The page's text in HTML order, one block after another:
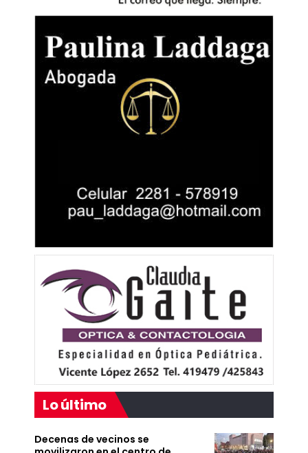
Lo último
Decenas de vecinos se